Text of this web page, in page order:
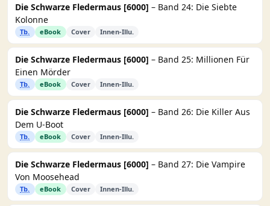
Die Schwarze Fledermaus [6000] – Band 24: Die Siebte
Kolonne
Tb. eBook Cover Innen-Illu.
Die Schwarze Fledermaus [6000] – Band 25: Millionen Für
Einen Mörder
Tb. eBook Cover Innen-Illu.
Die Schwarze Fledermaus [6000] – Band 26: Die Killer Aus
Dem U-Boot
Tb. eBook Cover Innen-Illu.
Die Schwarze Fledermaus [6000] – Band 27: Die Vampire
Von Moosehead
Tb. eBook Cover Innen-Illu.